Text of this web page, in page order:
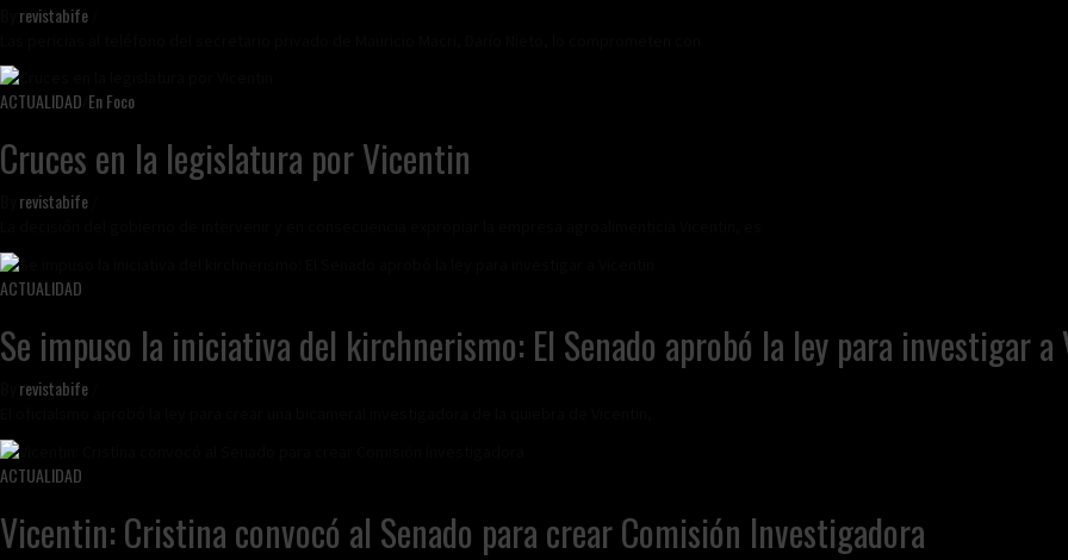
revistabife
ACTUALIDAD En Foco
Cruces en la legislatura por Vicentin
revistabife
ACTUALIDAD
Se impuso la iniciativa del kirchnerismo: El Senado aprobó la ley para investigar
revistabife
ACTUALIDAD
Vicentin: Cristina convocó al Senado para crear Comisión Investigadora